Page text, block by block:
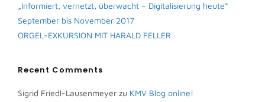
„Informiert, vernetzt, überwacht – Digitalisierung heute“
September bis November 2017
ORGEL-EXKURSION MIT HARALD FELLER
Recent Comments
Sigrid Friedl-Lausenmeyer zu KMV Blog online!